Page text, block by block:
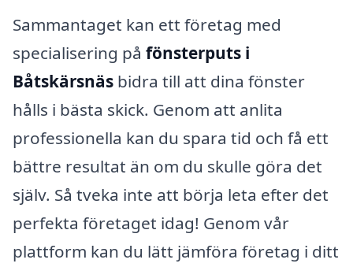
Sammantaget kan ett företag med
specialisering på fönsterputs i
Båtskärsnäs bidra till att dina fönster
hålls i bästa skick. Genom att anlita
professionella kan du spara tid och få ett
bättre resultat än om du skulle göra det
själv. Så tveka inte att börja leta efter det
perfekta företaget idag! Genom vår
plattform kan du lätt jämföra företag i ditt